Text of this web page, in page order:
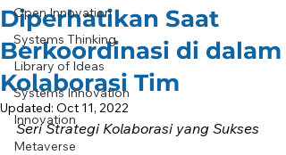
Open Innovation
Systems Thinking
Library of Ideas
Systems Innovation
Innovation
Metaverse
Diperhatikan Saat
Berkoordinasi di dalam
Kolaborasi Tim
Updated: Oct 11, 2022
Seri Strategi Kolaborasi yang Sukses